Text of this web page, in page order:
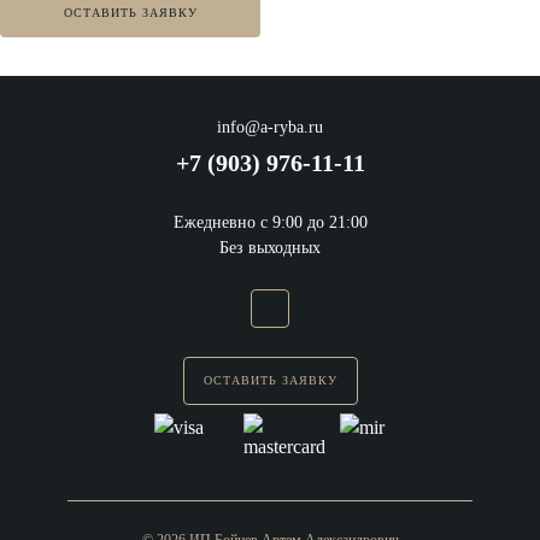
ОСТАВИТЬ ЗАЯВКУ
info@a-ryba.ru
+7 (903) 976-11-11
Ежедневно с 9:00 до 21:00
Без выходных
ОСТАВИТЬ ЗАЯВКУ